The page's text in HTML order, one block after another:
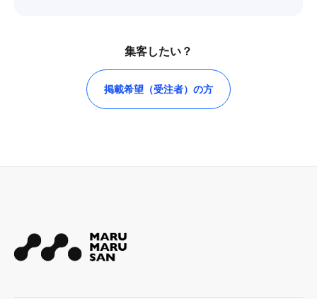
集客したい？
掲載希望（受注者）の方